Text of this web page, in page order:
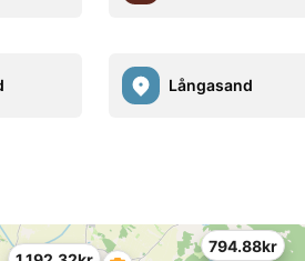
Långasand
794.88kr